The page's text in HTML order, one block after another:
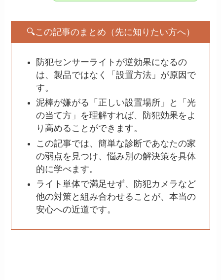
🔍この記事のまとめ（先に知りたい方へ）
防犯センサーライトが逆効果になるの
は、製品ではなく「設置方法」が原因で
す。
泥棒が嫌がる「正しい設置場所」と「光
の当て方」を理解すれば、防犯効果をよ
り高めることができます。
この記事では、簡単な診断であなたの家
の弱点を見つけ、悩み別の解決策を具体
的に学べます。
ライト単体で満足せず、防犯カメラなど
他の対策と組み合わせることが、本当の
安心への近道です。